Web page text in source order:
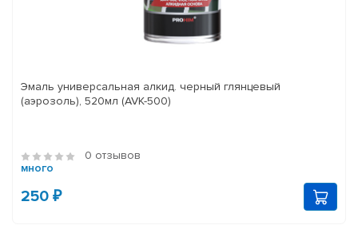
Эмаль универсальная алкид. черный глянцевый
(аэрозоль), 520мл (AVK-500)
0 отзывов
много
250 ₽